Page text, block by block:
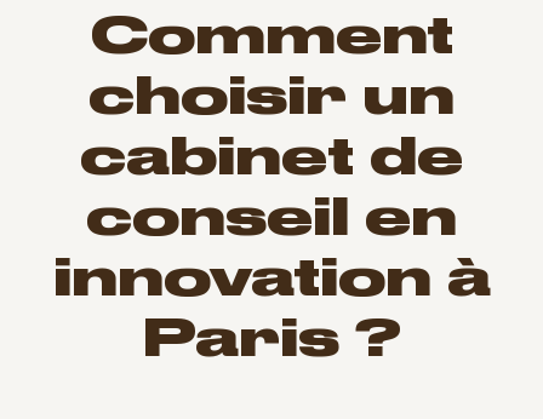
Comment
choisir un
cabinet de
conseil en
innovation à
Paris ?